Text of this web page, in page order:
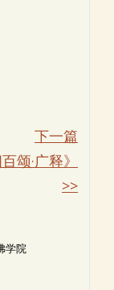
下一篇
颂·广释》
>>
学院